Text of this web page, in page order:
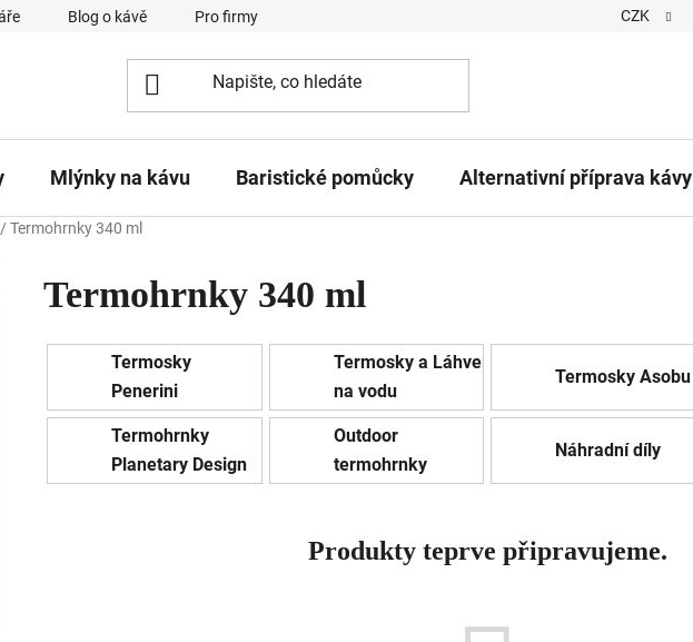
Blog o kávě Pro firmy Obchodní podmínky
CZK
Mlýnky na kávu Baristické pomůcky Alternativní příprava kávy
/ Termohrnky 340 ml
Termohrnky 340 ml
Termosky
Penerini
Termosky a Láhve
na vodu
Termosky Asobu
Termohrnky
Planetary Design
Outdoor
termohrnky
Náhradní díly
Produkty teprve připravujeme.